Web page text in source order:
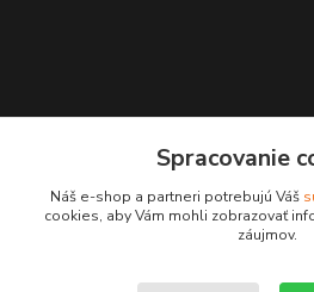
leksunsro@gmail.com
Spracovanie
Náš e-shop a partneri potrebujú Váš
cookies, aby Vám mohli zobrazovať
záujmov.